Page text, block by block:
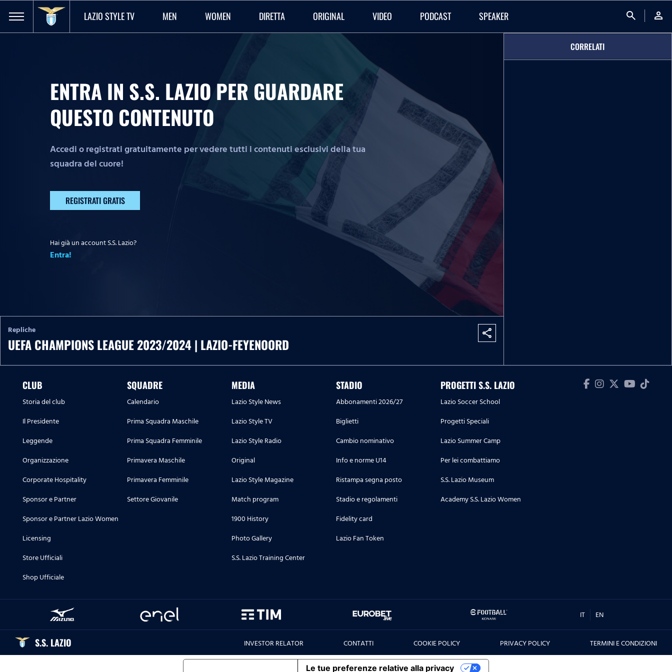
LAZIO STYLE TV MEN WOMEN DIRETTA ORIGINAL VIDEO PODCAST SPEAKER search person
ENTRA IN S.S. LAZIO PER GUARDARE
QUESTO CONTENUTO
Accedi o registrati gratuitamente per vedere tutti i contenuti esclusivi della tua
squadra del cuore!
REGISTRATI GRATIS
Hai già un account S.S. Lazio?
Entra!
Repliche
UEFA CHAMPIONS LEAGUE 2023/2024 | LAZIO-FEYENOORD
share
CORRELATI
CLUB
Storia del club
Il Presidente
Leggende
Organizzazione
Corporate Hospitality
Sponsor e Partner
Sponsor e Partner Lazio Women
Licensing
Store Ufficiali
Shop Ufficiale
SQUADRE
Calendario
Prima Squadra Maschile
Prima Squadra Femminile
Primavera Maschile
Primavera Femminile
Settore Giovanile
MEDIA
Lazio Style News
Lazio Style TV
Lazio Style Radio
Original
Lazio Style Magazine
Match program
1900 History
Photo Gallery
S.S. Lazio Training Center
STADIO
Abbonamenti 2026/27
Biglietti
Cambio nominativo
Info e norme U14
Ristampa segna posto
Stadio e regolamenti
Fidelity card
Lazio Fan Token
PROGETTI S.S. LAZIO
Lazio Soccer School
Progetti Speciali
Lazio Summer Camp
Per lei combattiamo
S.S. Lazio Museum
Academy S.S. Lazio Women
IT EN
S.S. LAZIO INVESTOR RELATOR CONTATTI COOKIE POLICY PRIVACY POLICY TERMINI E CONDIZIONI
Le tue preferenze relative alla privacy